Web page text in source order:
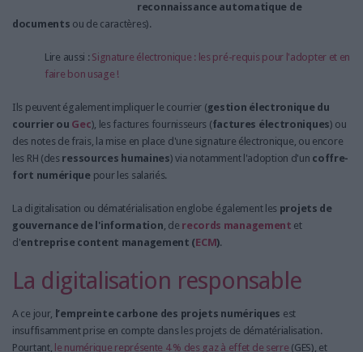
reconnaissance automatique de
documents ou de caractères).
Lire aussi : Signature électronique : les pré-requis pour l'adopter et en
faire bon usage !
Ils peuvent également impliquer le courrier (gestion électronique du
courrier ou Gec), les factures fournisseurs (factures électroniques) ou
des notes de frais, la mise en place d'une signature électronique, ou encore
les RH (des ressources humaines) via notamment l'adoption d'un coffre-
fort numériquepour les salariés.
La digitalisation ou dématérialisation englobe également les projets de
gouvernance de l'information, de records management et
d'entreprisecontent management (ECM).
La digitalisation responsable
A ce jour, l’empreinte carbone des projets numériques est
insuffisamment prise en compte dans les projets de dématérialisation.
Pourtant, le numérique représente 4 % des gaz à effet de serre (GES), et